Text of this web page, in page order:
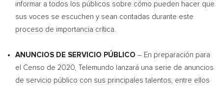
informar a todos los públicos sobre cómo pueden hacer que
sus voces se escuchen y sean contadas durante este
proceso de importancia crítica.
ANUNCIOS DE SERVICIO PÚBLICO – En preparación para
el Censo de 2020, Telemundo lanzará una serie de anuncios
de servicio público con sus principales talentos, entre ellos